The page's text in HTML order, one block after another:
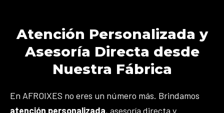
Atención Personalizada y
Asesoría Directa desde
Nuestra Fábrica
En AFROIXES no eres un número más. Brindamos
atención personalizada, asesoría directa y